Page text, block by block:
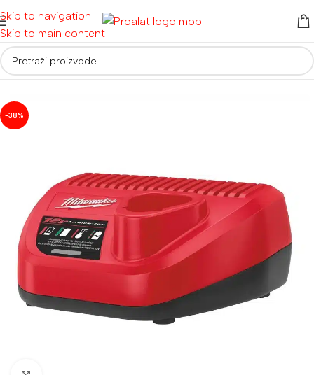
Skip to navigation
Skip to main content
Početna/ Akumulatorski alati
-38%